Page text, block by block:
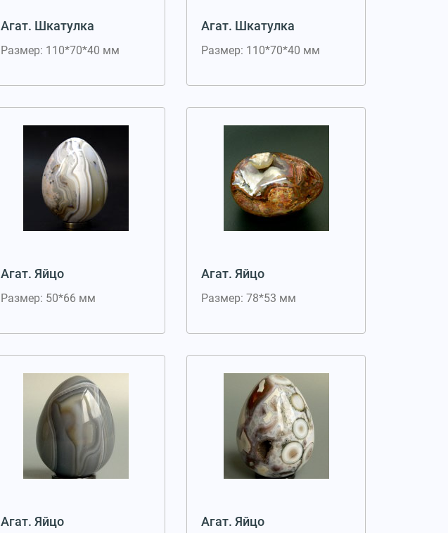
Агат. Шкатулка
Размер: 110*70*40 мм
Агат. Шкатулка
Размер: 110*70*40 мм
Агат. Яйцо
Размер: 50*66 мм
Агат. Яйцо
Размер: 78*53 мм
Агат. Яйцо Агат. Яйцо